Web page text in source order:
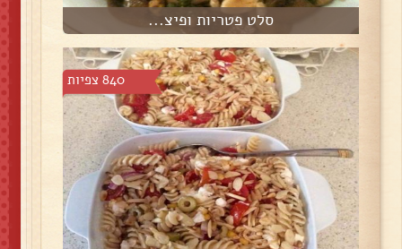
סלט פטריות ופיצ...
840 צפיות